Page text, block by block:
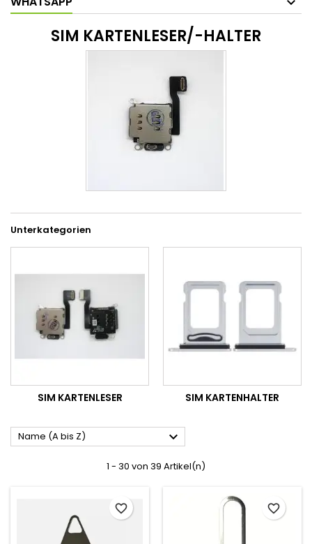
SIM KARTENLESER/-HALTER
Unterkategorien
SIM KARTENLESER SIM KARTENHALTER
Name (A bis Z) 
1 - 30 von 39 Artikel(n)
favorite_border favorite_border